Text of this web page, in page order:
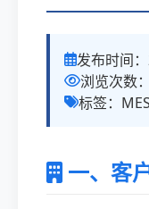
发布时间
浏览次数
标签：
一、客